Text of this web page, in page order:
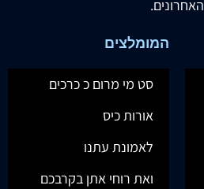
האחרונים.
המומלצים
סט מי מרום כ כרכים
אורות כיס
לאמונת עתנו
ואת רוחי אתן בקרבכם